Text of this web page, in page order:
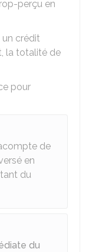
perçu en
un crédit
la totalité de
pour
de
en
du
du